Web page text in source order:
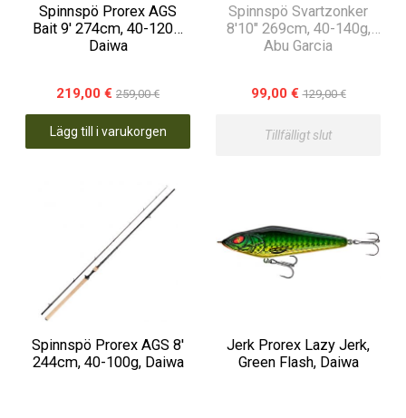
Spinnspö Prorex AGS
Bait 9' 274cm, 40-120g,
Daiwa
219,00 € 259,00 €
Lägg till i varukorgen
Spinnspö Svartzonker
8'10" 269cm, 40-140g,
Abu Garcia
99,00 € 129,00 €
Tillfälligt slut
Spinnspö Prorex AGS 8'
244cm, 40-100g, Daiwa
Jerk Prorex Lazy Jerk,
Green Flash, Daiwa